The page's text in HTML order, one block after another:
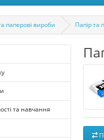
паперові вироби Папір та
та навчання